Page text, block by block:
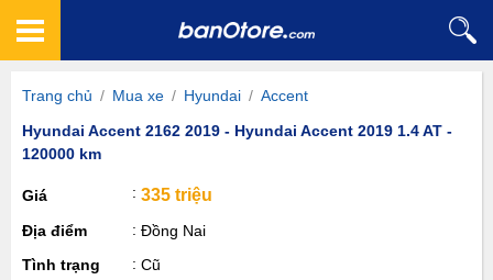
Trang chủ / Mua xe / Hyundai / Accent
Hyundai Accent 2162 2019 - Hyundai Accent 2019 1.4 AT -
120000 km
Giá 335 triệu
Địa điểm
Đồng Nai
Tình trạng
Cũ